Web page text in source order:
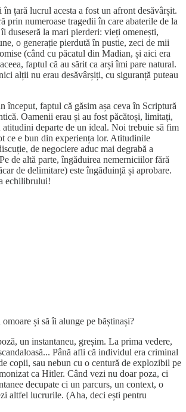
țară lucrul acesta a fost un afront desăvârșit.
prin numeroase tragedii în care abaterile de la
duseseră la mari pierderi: vieți omenești,
o generație pierdută în pustie, zeci de mii
(când cu păcatul din Madian, și aici era
faptul că au sărit ca arși îmi pare natural.
alții nu erau desăvârșiți, cu siguranță puteau
început, faptul că găsim așa ceva în Scriptură
Oamenii erau și au fost păcătoși, limitați,
departe de un ideal. Noi trebuie să fim
ce e bun din experiența lor. Atitudinile
de negociere aduc mai degrabă a
de altă parte, îngăduirea nemerniciilor fără
de delimitare) este îngăduință și aprobare.
echilibrului!
și să îi alunge pe băștinași?
un instantaneu, greșim. La prima vedere,
Până afli că individul era criminal
copii, sau nebun cu o centură de explozibil pe
ca Hitler. Când vezi nu doar poza, ci
decupate ci un parcurs, un context, o
altfel lucrurile. (Aha, deci ești pentru